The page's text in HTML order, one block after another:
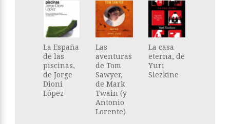
La España
de las
piscinas,
de Jorge
Dioni
López
Las
aventuras
de Tom
Sawyer,
de Mark
Twain (y
Antonio
Lorente)
La casa
eterna, de
Yuri
Slezkine